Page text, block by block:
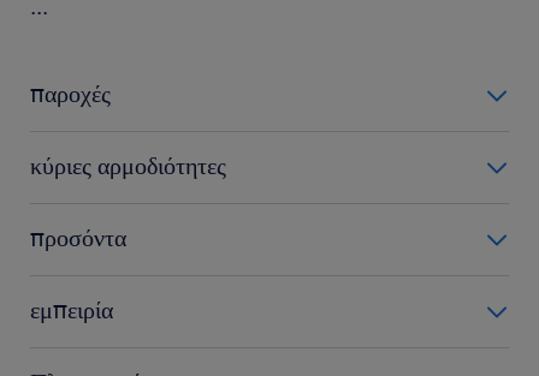
...
παροχές
benefits.
Hybrid working scheme, providing flexibility and
κύριες αρμοδιότητες
tasks aimed at optimizing the development lifecycle
προσόντα
need to have the following:
εμπειρία